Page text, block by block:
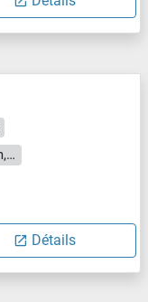
Cell Culture Supernatant, Plasma, Serum, Tissue Homogenate
Détails